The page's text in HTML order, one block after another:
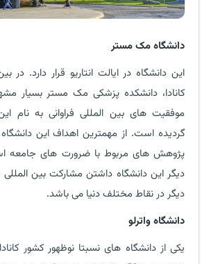
دانشگاه مک مستر
این دانشگاه در ایالت انتاریو قرار دارد. در
کانادا، دانشکده پزشکی مک مستر بسیار
موفقیت های بین المللی فراوانی به نام
گردیده است. از مهمترین اهداف این
پژوهش های مربوط با ضرورت های جامعه
دیگر این دانشگاه داشتن مشارکت بین المللی
دیگر در نقاط مختلف دنیا می باشد.
دانشگاه واترلو
یکی از دانشگاه های نسبتا نوظهور کشور